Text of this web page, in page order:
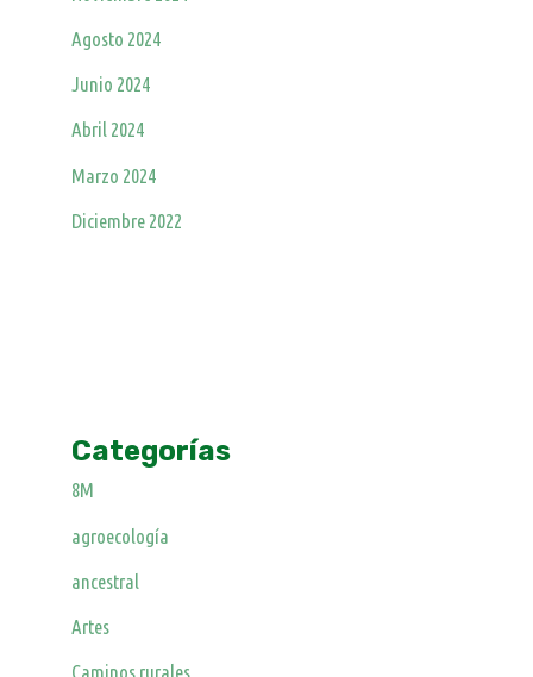
Agosto 2024
Junio 2024
Abril 2024
Marzo 2024
Diciembre 2022
Categorías
8M
agroecología
ancestral
Artes
Caminos rurales